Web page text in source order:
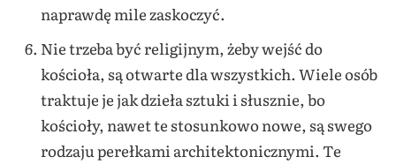
naprawdę mile zaskoczyć.
Nie trzeba być religijnym, żeby wejść do
kościoła, są otwarte dla wszystkich. Wiele osób
traktuje je jak dzieła sztuki i słusznie, bo
kościoły, nawet te stosunkowo nowe, są swego
rodzaju perełkami architektonicznymi. Te